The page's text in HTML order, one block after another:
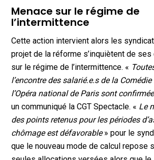
Menace sur le régime de
l’intermittence
Cette action intervient alors les
projet de la réforme s’inquiètent de
sur le régime de l’intermittence. «
l’encontre des salarié.e.s de la
l’Opéra national de Paris sont
un communiqué la CGT Spectacle. « Le
des points retenus pour les périodes
chômage est défavorable» pour le
que le nouveau mode de calcul repose